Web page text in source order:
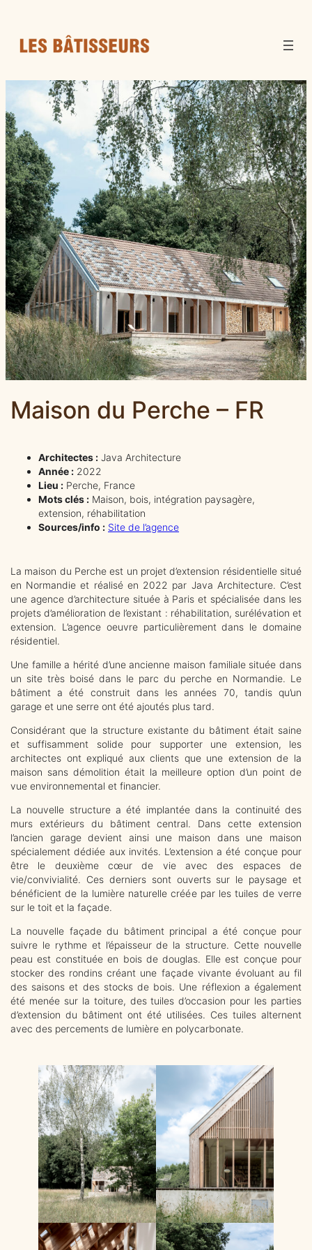
Maison du Perche – FR
Architectes : Java Architecture
Année : 2022
Lieu : Perche, France
Mots clés : Maison, bois, intégration paysagère,
extension, réhabilitation
Sources/info : Site de l’agence
La maison du Perche est un projet d’extension résidentielle situé
en Normandie et réalisé en 2022 par Java Architecture. C’est
une agence d’architecture située à Paris et spécialisée dans les
projets d’amélioration de l’existant : réhabilitation, surélévation et
extension. L’agence oeuvre particulièrement dans le domaine
résidentiel.
Une famille a hérité d’une ancienne maison familiale située dans
un site très boisé dans le parc du perche en Normandie. Le
bâtiment a été construit dans les années 70, tandis qu’un
garage et une serre ont été ajoutés plus tard.
Considérant que la structure existante du bâtiment était saine
et suffisamment solide pour supporter une extension, les
architectes ont expliqué aux clients que une extension de la
maison sans démolition était la meilleure option d’un point de
vue environnemental et financier.
La nouvelle structure a été implantée dans la continuité des
murs extérieurs du bâtiment central. Dans cette extension
l’ancien garage devient ainsi une maison dans une maison
spécialement dédiée aux invités. L’extension a été conçue pour
être le deuxième cœur de vie avec des espaces de
vie/convivialité. Ces derniers sont ouverts sur le paysage et
bénéficient de la lumière naturelle créée par les tuiles de verre
sur le toit et la façade.
La nouvelle façade du bâtiment principal a été conçue pour
suivre le rythme et l’épaisseur de la structure. Cette nouvelle
peau est constituée en bois de douglas. Elle est conçue pour
stocker des rondins créant une façade vivante évoluant au fil
des saisons et des stocks de bois. Une réflexion a également
été menée sur la toiture, des tuiles d’occasion pour les parties
d’extension du bâtiment ont été utilisées. Ces tuiles alternent
avec des percements de lumière en polycarbonate.